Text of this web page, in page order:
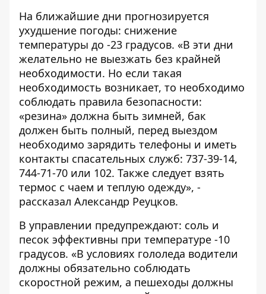
На ближайшие дни прогнозируется
ухудшение погоды: снижение
температуры до -23 градусов. «В эти дни
желательно не выезжать без крайней
необходимости. Но если такая
необходимость возникает, то необходимо
соблюдать правила безопасности:
«резина» должна быть зимней, бак
должен быть полный, перед выездом
необходимо зарядить телефоны и иметь
контакты спасательных служб: 737-39-14,
744-71-70 или 102. Также следует взять
термос с чаем и теплую одежду», -
рассказал Александр Реуцков.
В управлении предупреждают: соль и
песок эффективны при температуре -10
градусов. «В условиях гололеда водители
должны обязательно соблюдать
скоростной режим, а пешеходы должны